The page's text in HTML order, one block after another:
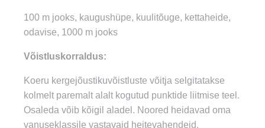
100 m jooks, kaugushüpe, kuulitõuge, kettaheide,
odavise, 1000 m jooks
Võistluskorraldus:
Koeru kergejõustikuvõistluste võitja selgitatakse
kolmelt paremalt alalt kogutud punktide liitmise teel.
Osaleda võib kõigil aladel. Noored heidavad oma
vanuseklassile vastavaid heitevahendeid.